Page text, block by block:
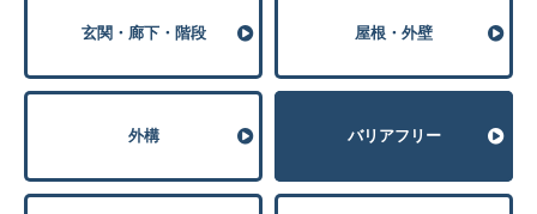
玄関・廊下・階段 屋根・外壁
外構 バリアフリー